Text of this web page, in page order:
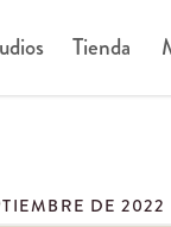
Tienda
DE 2022